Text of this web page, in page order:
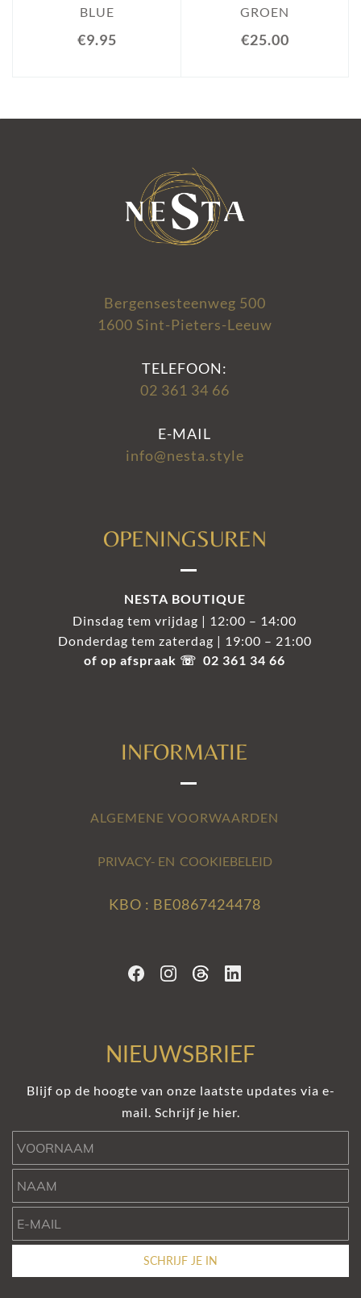
BLUE
€9.95
GROEN
€25.00
Bergensesteenweg 500
1600 Sint-Pieters-Leeuw
TELEFOON:
02 361 34 66
E-MAIL
info@nesta.style
OPENINGSUREN
NESTA BOUTIQUE
Dinsdag tem vrijdag | 12:00 – 14:00
Donderdag tem zaterdag | 19:00 – 21:00
of op afspraak ☏ 02 361 34 66
INFORMATIE
ALGEMENE VOORWAARDEN
PRIVACY- EN COOKIEBELEID
KBO : BE0867424478
NIEUWSBRIEF
Blijf op de hoogte van onze laatste updates via e-
mail. Schrijf je hier.
SCHRIJF JE IN